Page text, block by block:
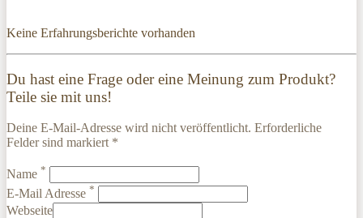
Keine Erfahrungsberichte vorhanden
Du hast eine Frage oder eine Meinung zum Produkt?
Teile sie mit uns!
Deine E-Mail-Adresse wird nicht veröffentlicht. Erforderliche
Felder sind markiert *
Name *
E-Mail Adresse *
Webseite